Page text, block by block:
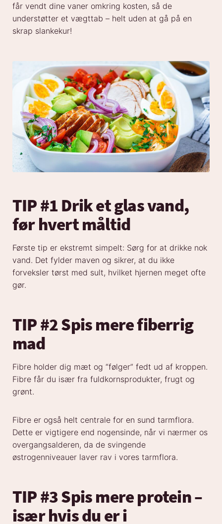
får vendt dine vaner omkring kosten, så de
understøtter et vægttab – helt uden at gå på en
skrap slankekur!
TIP #1 Drik et glas vand,
før hvert måltid
Første tip er ekstremt simpelt: Sørg for at drikke nok
vand. Det fylder maven og sikrer, at du ikke
forveksler tørst med sult, hvilket hjernen meget ofte
gør.
TIP #2 Spis mere fiberrig
mad
Fibre holder dig mæt og “følger” fedt ud af kroppen.
Fibre får du især fra fuldkornsprodukter, frugt og
grønt.
Fibre er også helt centrale for en sund tarmflora.
Dette er vigtigere end nogensinde, når vi nærmer os
overgangsalderen, da de svingende
østrogenniveauer laver rav i vores tarmflora.
TIP #3 Spis mere protein–
især hvis du er i